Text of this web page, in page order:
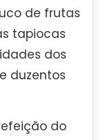
de frutas
tapiocas
dos
duzentos
do